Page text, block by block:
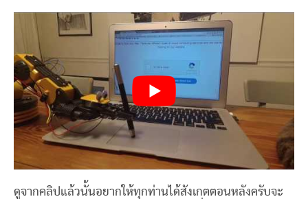
ดูจากคลิปแล้วนั้นอยากให้ทุกท่านได้สังเกตตอนหลังครับจะ